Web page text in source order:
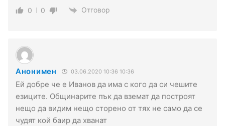
0 0 Отговор
Анонимен 03.06.2020 10:36 10:36
Ей добре че е Иванов да има с кого да си чешите
езиците. Общинарите пък да вземат да построят
нещо да видим нещо сторено от тях не само да се
чудят кой баир да хванат